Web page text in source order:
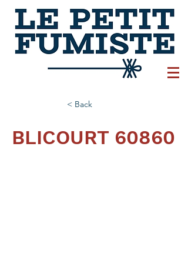
< Back
BLICOURT 60860